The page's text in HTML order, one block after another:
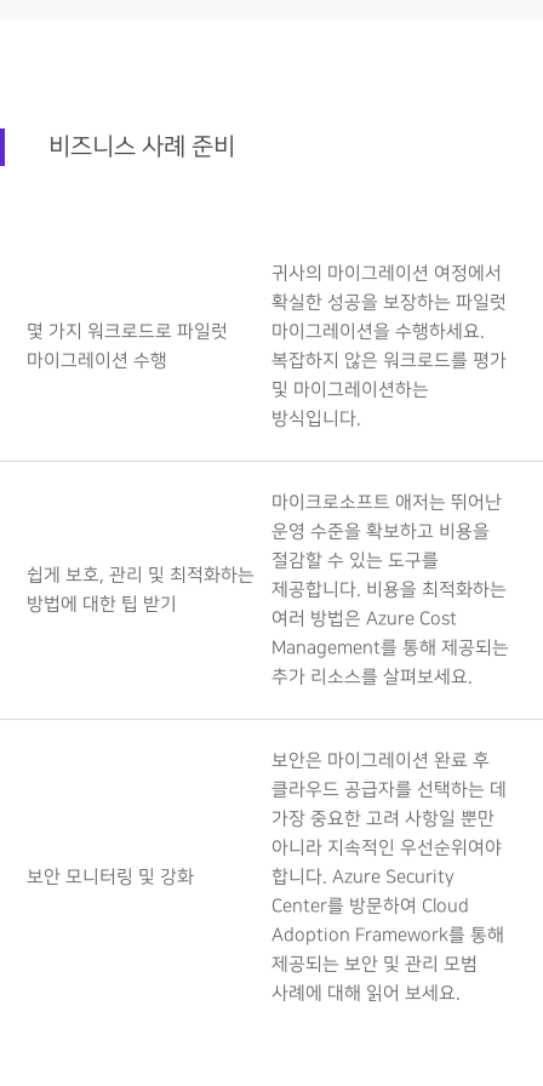
비즈니스 사례 준비
몇 가지 워크로드로 파일럿
마이그레이션 수행
귀사의 마이그레이션 여정에서
확실한 성공을 보장하는 파일럿
마이그레이션을 수행하세요.
복잡하지 않은 워크로드를 평가
및 마이그레이션하는
방식입니다.
쉽게 보호, 관리 및 최적화하는
방법에 대한 팁 받기
마이크로소프트 애저는 뛰어난
운영 수준을 확보하고 비용을
절감할 수 있는 도구를
제공합니다. 비용을 최적화하는
여러 방법은 Azure Cost
Management를 통해 제공되는
추가 리소스를 살펴보세요.
보안 모니터링 및 강화
보안은 마이그레이션 완료 후
클라우드 공급자를 선택하는 데
가장 중요한 고려 사항일 뿐만
아니라 지속적인 우선순위여야
합니다. Azure Security
Center를 방문하여 Cloud
Adoption Framework를 통해
제공되는 보안 및 관리 모범
사례에 대해 읽어 보세요.